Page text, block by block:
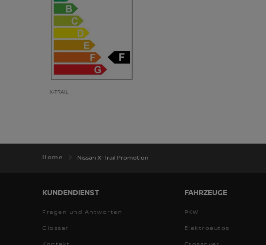
X-TRAIL
Home Nissan X-Trail Promotion
KUNDENDIENST
Fragen und Antworten
Glossar
FAHRZEUGE
PKW
Elektroautos